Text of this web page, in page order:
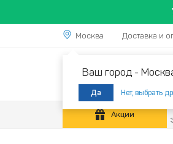
Москва
Ваш город -
Да Нет, выбрать
Доставка и
Акции